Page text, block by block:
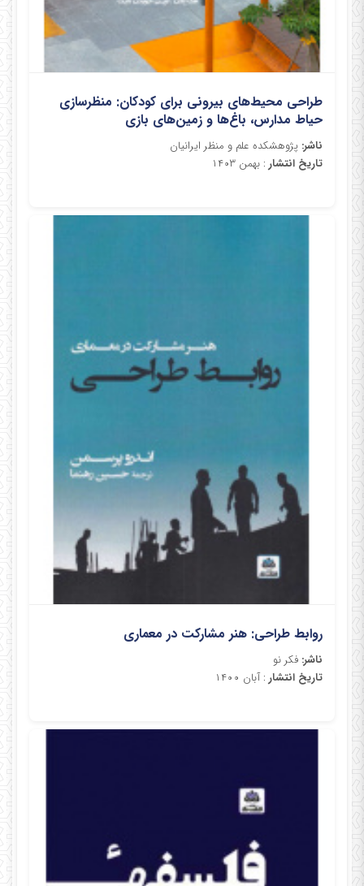
طراحی محیط‌های بیرونی برای کودکان: منظرسازی
حیاط مدارس، باغ‌ها و زمین‌های بازی
ناشر: پژوهشکده علم و منظر ایرانیان
تاریخ انتشار: بهمن ۱۴۰۳
روابط طراحی: هنر مشارکت در معماری
ناشر: فکر نو
تاریخ انتشار : آبان ۱۴۰۰